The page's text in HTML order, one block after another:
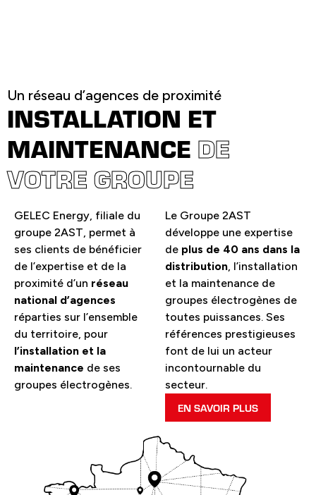
Un réseau d’agences de proximité
INSTALLATION ET
MAINTENANCE DE
VOTRE GROUPE
GELEC Energy, filiale du
groupe 2AST, permet à
ses clients de bénéficier
de l’expertise et de la
proximité d’un réseau
national d’agences
réparties sur l’ensemble
du territoire, pour
l’installation et la
maintenance de ses
groupes électrogènes.
Le Groupe 2AST
développe une expertise
de plus de 40 ans dans la
distribution, l’installation
et la maintenance de
groupes électrogènes de
toutes puissances. Ses
références prestigieuses
font de lui un acteur
incontournable du
secteur.
EN SAVOIR PLUS